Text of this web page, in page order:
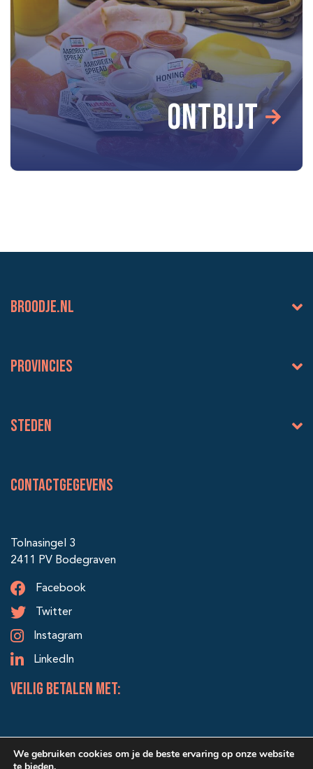
ONTBIJT
BROODJE.NL
Provincies
Steden
Contactgegevens
Tolnasingel 3
2411 PV Bodegraven
Facebook
Twitter
Instagram
LinkedIn
veilig betalen met:
We gebruiken cookies om je de beste ervaring op onze website